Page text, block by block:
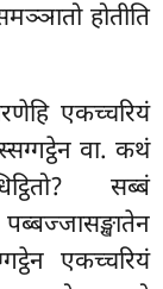
होतीति
एकच्चरियं
वा. कथं
सब्बं
एकच्चरियं